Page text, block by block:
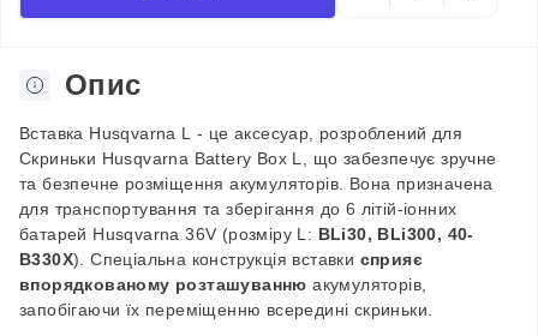
Опис
Вставка Husqvarna L - це аксесуар, розроблений для
Скриньки Husqvarna Battery Box L
, що забезпечує зручне
та безпечне розміщення акумуляторів. Вона призначена
для транспортування та зберігання до 6 літій-іонних
батарей Husqvarna 36V (розміру L : BLi30, BLi300, 40-
B330X). Спеціальна конструкція вставки сприяє
впорядкованому розташуванню акумуляторів,
запобігаючи їх переміщенню всередині скриньки.